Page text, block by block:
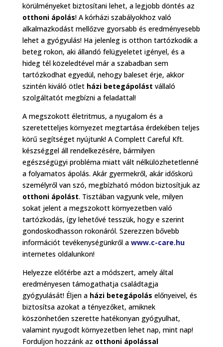
körülményeket biztosítani lehet, a legjobb döntés az
otthoni ápolás! A kórházi szabályokhoz való
alkalmazkodást mellőzve gyorsabb és eredményesebb
lehet a gyógyulás! Ha jelenleg is otthon tartózkodik a
beteg rokon, aki állandó felügyeletet igényel, és a
hideg tél közeledtével már a szabadban sem
tartózkodhat egyedül, nehogy baleset érje, akkor
szintén kiváló ötlet házi betegápolást vállaló
szolgáltatót megbízni a feladattal!
A megszokott életritmus, a nyugalom és a
szeretetteljes környezet megtartása érdekében teljes
körű segítséget nyújtunk! A Complett Careful Kft.
készséggel áll rendelkezésére, bármilyen
egészségügyi probléma miatt vált nélkülözhetetlenné
a folyamatos ápolás. Akár gyermekről, akár időskorú
személyről van szó, megbízható módon biztosítjuk az
otthoni ápolást. Tisztában vagyunk vele, milyen
sokat jelent a megszokott környezetben való
tartózkodás, így lehetővé tesszük, hogy e szerint
gondoskodhasson rokonáról. Szerezzen bővebb
információt tevékenységünkről a www.c-care.hu
internetes oldalunkon!
Helyezze előtérbe azt a módszert, amely által
eredményesen támogathatja családtagja
gyógyulását! Éljen a házi betegápolás előnyeivel, és
biztosítsa azokat a tényezőket, amiknek
köszönhetően szerette hatékonyan gyógyulhat,
valamint nyugodt környezetben lehet nap, mint nap!
Forduljon hozzánk az otthoni ápolással